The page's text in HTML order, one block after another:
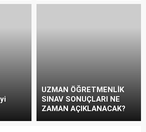
UZMAN ÖĞRETMENLİK
SINAV SONUÇLARI NE
ZAMAN AÇIKLANACAK?